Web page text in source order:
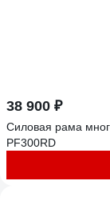
38 900 ₽
Силовая рама
PF300RD